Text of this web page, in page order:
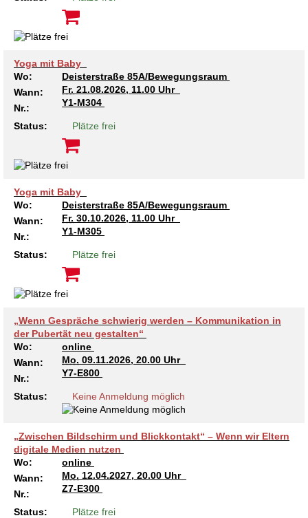
Yoga mit Baby
Wo:
Deisterstraße 85A/Bewegungsraum
Wann:
Fr. 21.08.2026, 11.00 Uhr
Nr.:
Y1-M304
Status: Plätze frei
Yoga mit Baby
Wo:
Deisterstraße 85A/Bewegungsraum
Wann:
Fr. 30.10.2026, 11.00 Uhr
Nr.:
Y1-M305
Status: Plätze frei
„Wenn Gespräche schwierig werden – Kommunikation in
der Pubertät neu gestalten“
Wo:
online
Wann:
Mo. 09.11.2026, 20.00 Uhr
Nr.:
Y7-E800
Status: Keine Anmeldung möglich
„Zwischen Bildschirm und Blickkontakt“ – Wenn wir Eltern
digitale Medien nutzen
Wo:
online
Wann:
Mo. 12.04.2027, 20.00 Uhr
Nr.:
Z7-E300
Status: Plätze frei